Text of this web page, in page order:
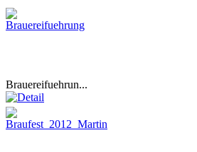
Brauereifuehrun...